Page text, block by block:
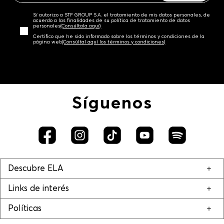
Sí autorizo a STF GROUP S.A. el tratamiento de mis datos personales, de
acuerdo a las finalidades de su política de tratamiento de datos
personales‎(Consúltala aquí)
Certifico que he sido informado sobre los términos y condiciones de la
página web‎(Consúltal aquí los términos y condiciones)
Síguenos
Descubre ELA
Links de interés
Políticas